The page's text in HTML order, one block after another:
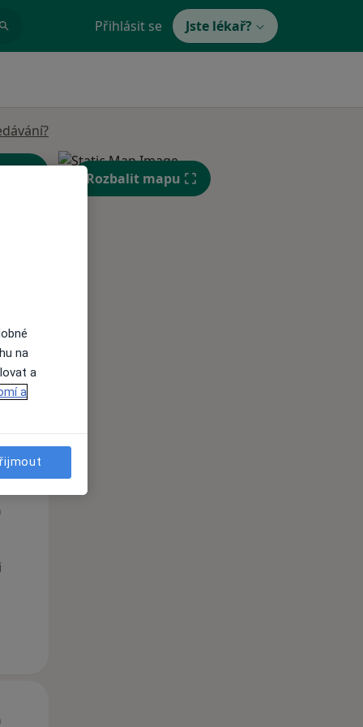
Přihlásit se Jste lékař?
Út
Rozbalit mapu
na
a
a